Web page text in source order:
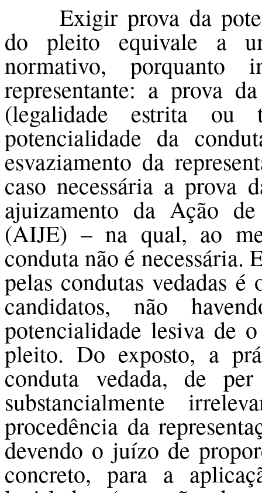
Exigir prova da
do pleito equivale a
normativo,
representante: a prova
(legalidade estrita
potencialidade da
esvaziamento da
caso necessária a prova
ajuizamento da Ação
(AIJE) – na qual, ao
conduta não é
pelas condutas vedadas
candidatos, não
potencialidade lesiva de
pleito. Do exposto, a
conduta vedada, de
substancialmente
procedência da
devendo o juízo de
concreto, para a